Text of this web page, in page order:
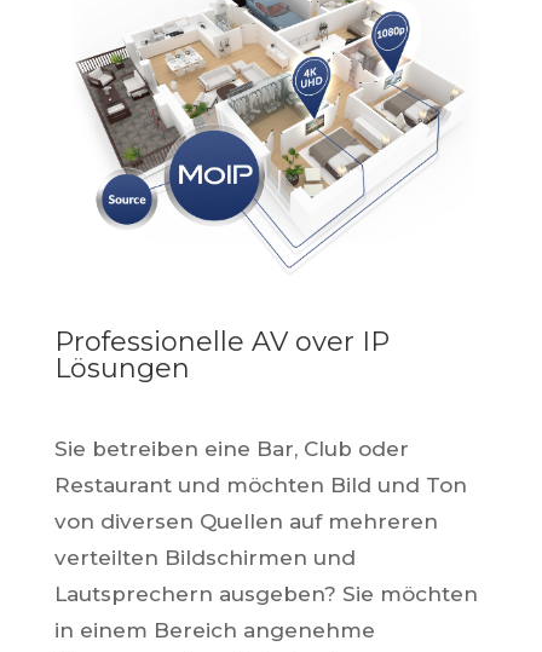
Professionelle AV over IP
Lösungen
Sie betreiben eine Bar, Club oder
Restaurant und möchten Bild und Ton
von diversen Quellen auf mehreren
verteilten Bildschirmen und
Lautsprechern ausgeben? Sie möchten
in einem Bereich angenehme